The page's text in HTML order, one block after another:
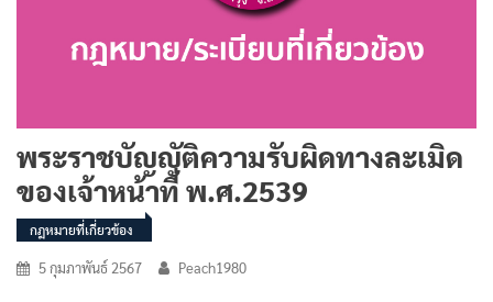
พระราชบัญญัติความรับผิดทางละเมิด
ของเจ้าหน้าที่ พ.ศ.2539
กฎหมายที่เกี่ยวข้อง
5 กุมภาพันธ์ 2567 Peach1980